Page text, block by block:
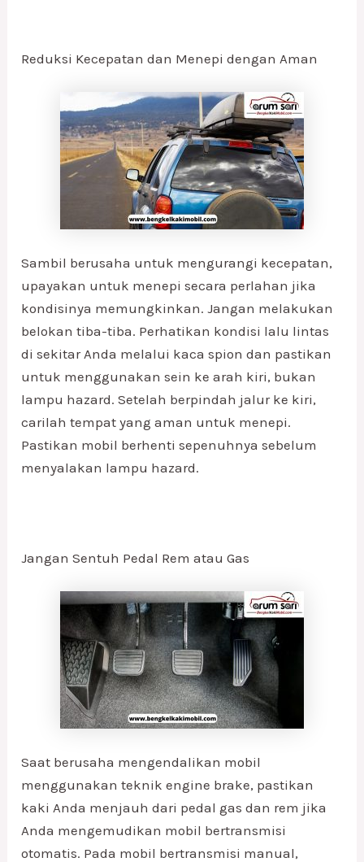
Reduksi Kecepatan dan Menepi dengan Aman
Sambil berusaha untuk mengurangi kecepatan,
upayakan untuk menepi secara perlahan jika
kondisinya memungkinkan. Jangan melakukan
belokan tiba-tiba. Perhatikan kondisi lalu lintas
di sekitar Anda melalui kaca spion dan pastikan
untuk menggunakan sein ke arah kiri, bukan
lampu hazard. Setelah berpindah jalur ke kiri,
carilah tempat yang aman untuk menepi.
Pastikan mobil berhenti sepenuhnya sebelum
menyalakan lampu hazard.
Jangan Sentuh Pedal Rem atau Gas
Saat berusaha mengendalikan mobil
menggunakan teknik engine brake, pastikan
kaki Anda menjauh dari pedal gas dan rem jika
Anda mengemudikan mobil bertransmisi
otomatis. Pada mobil bertransmisi manual,